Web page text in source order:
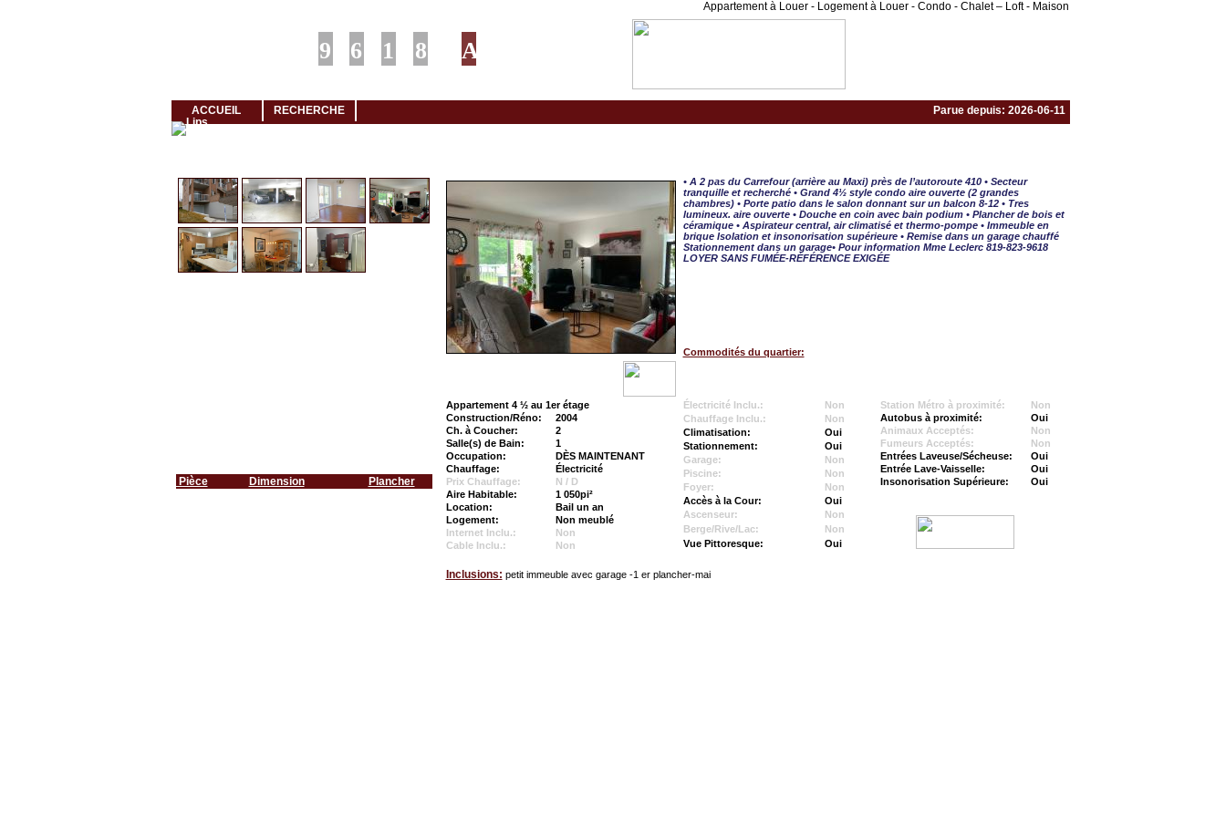
Appartement à Louer - Logement à Louer - Condo - Chalet – Loft - Maison
ACCUEIL RECHERCHE Parue depuis: 2026-06-11
Pièce Dimension Plancher
• A 2 pas du Carrefour (arrière au Maxi) près de l’autoroute 410 • Secteur
tranquille et recherché • Grand 4½ style condo aire ouverte (2 grandes
chambres) • Porte patio dans le salon donnant sur un balcon 8-12 • Tres
lumineux. aire ouverte • Douche en coin avec bain podium • Plancher de bois et
céramique • Aspirateur central, air climatisé et thermo-pompe • Immeuble en
brique Isolation et insonorisation supérieure • Remise dans un garage chauffé
Stationnement dans un garage• Pour information Mme Leclerc 819-823-9618
LOYER SANS FUMÉE-RÉFÉRENCE EXIGÉE
Commodités du quartier:
Appartement 4 ½ au 1er étage
Construction/Réno:
2004
Ch. à Coucher:
2
Salle(s) de Bain:
1
Occupation:
DÈS MAINTENANT
Chauffage:
Électricité
Prix Chauffage:
N / D
Aire Habitable:
1 050pi²
Location:
Bail un an
Logement:
Non meublé
Internet Inclu.:
Non
Cable Inclu.:
Non
Électricité Inclu.:
Non
Chauffage Inclu.:
Non
Climatisation:
Oui
Stationnement:
Oui
Garage:
Non
Piscine:
Non
Foyer:
Non
Accès à la Cour:
Oui
Ascenseur:
Non
Berge/Rive/Lac:
Non
Vue Pittoresque:
Oui
Station Métro à proximité:
Non
Autobus à proximité:
Oui
Animaux Acceptés:
Non
Fumeurs Acceptés:
Non
Entrées Laveuse/Sécheuse:
Oui
Entrée Lave-Vaisselle:
Oui
Insonorisation Supérieure:
Oui
Inclusions: petit immeuble avec garage -1 er plancher-mai